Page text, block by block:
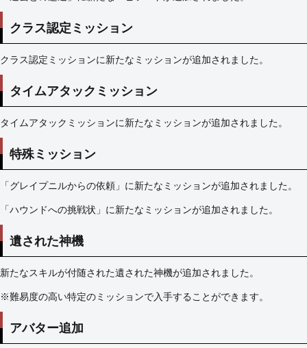
クラス認定ミッション
クラス認定ミッションに新たなミッションが追加されました。
タイムアタックミッション
タイムアタックミッションに新たなミッションが追加されました。
特殊ミッション
「グレイプニルからの依頼」に新たなミッションが追加されました。
「ハウンドへの挑戦状」に新たなミッションが追加されました。
遺された神機
新たなスキルが付随された遺された神機が追加されました。
※難易度の高い特定のミッションで入手することができます。
アバター追加